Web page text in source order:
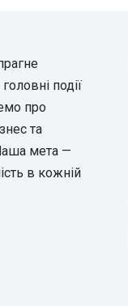
події
про
та
мета —
в кожній